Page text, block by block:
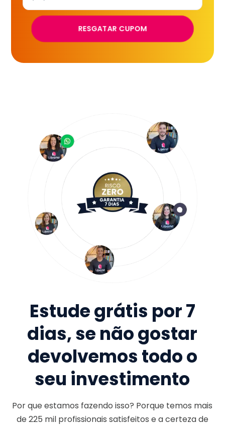
RESGATAR CUPOM
Estude grátis por 7
dias, se não gostar
devolvemos todo o
seu investimento
Por que estamos fazendo isso? Porque temos mais
de225 milprofissionais satisfeitos e a certeza de